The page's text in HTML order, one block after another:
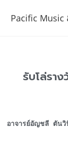
Pacific Music
รับโล่รา
อาจารย์อัญชลี ตันวิ